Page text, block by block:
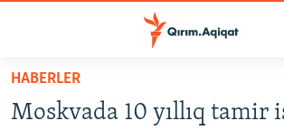
Esas
qaytmaq
HABERLER
HABERLER
Moskvada 10 yıllıq tamir